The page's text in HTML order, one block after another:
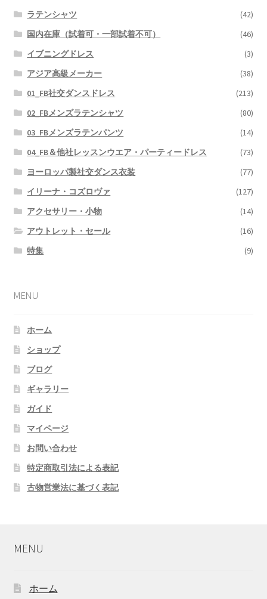
ラテンシャツ
(42)
国内在庫（試着可・一部試着不可）
(46)
イブニングドレス
(3)
アジア高級メーカー
(38)
01_FB社交ダンスドレス
(213)
02_FBメンズラテンシャツ
(80)
03_FBメンズラテンパンツ
(14)
04_FB＆他社レッスンウエア・パーティードレス
(73)
ヨーロッパ製社交ダンス衣装
(77)
イリーナ・コズロヴァ
(127)
アクセサリー・小物
(14)
アウトレット・セール
(16)
特集
(9)
MENU
ホーム
ショップ
ブログ
ギャラリー
ガイド
マイページ
お問い合わせ
特定商取引法による表記
古物営業法に基づく表記
MENU
ホーム